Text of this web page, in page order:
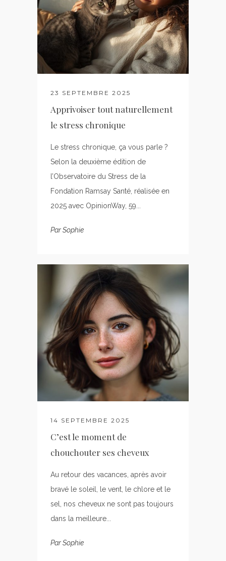
23 SEPTEMBRE 2025
Apprivoiser tout naturellement
le stress chronique
Le stress chronique, ça vous parle ?
Selon la deuxième édition de
l’Observatoire du Stress de la
Fondation Ramsay Santé, réalisée en
2025 avec OpinionWay, 59...
ParSophie
14 SEPTEMBRE 2025
C’est le moment de
chouchouter ses cheveux
Au retour des vacances, après avoir
bravé le soleil, le vent, le chlore et le
sel, nos cheveux ne sont pas toujours
dans la meilleure...
ParSophie